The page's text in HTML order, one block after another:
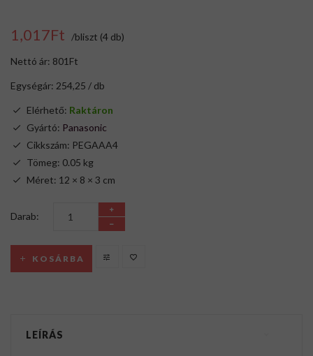
1,017Ft /bliszt (4 db)
Nettó ár: 801Ft
Egységár: 254,25 / db
Elérhető: Raktáron
Gyártó: Panasonic
Cikkszám: PEGAAA4
Tömeg: 0.05 kg
Méret: 12 × 8 × 3 cm
Darab:
KOSÁRBA
LEÍRÁS